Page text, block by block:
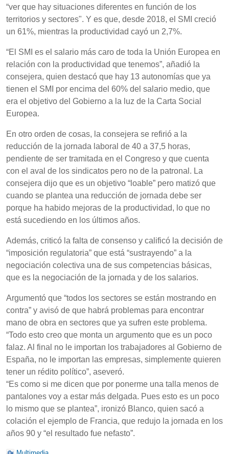
“ver que hay situaciones diferentes en función de los
territorios y sectores". Y es que, desde 2018, el SMI creció
un 61%, mientras la productividad cayó un 2,7%.
“El SMI es el salario más caro de toda la Unión Europea en
relación con la productividad que tenemos”, añadió la
consejera, quien destacó que hay 13 autonomías que ya
tienen el SMI por encima del 60% del salario medio, que
era el objetivo del Gobierno a la luz de la Carta Social
Europea.
En otro orden de cosas, la consejera se refirió a la
reducción de la jornada laboral de 40 a 37,5 horas,
pendiente de ser tramitada en el Congreso y que cuenta
con el aval de los sindicatos pero no de la patronal. La
consejera dijo que es un objetivo “loable” pero matizó que
cuando se plantea una reducción de jornada debe ser
porque ha habido mejoras de la productividad, lo que no
está sucediendo en los últimos años.
Además, criticó la falta de consenso y calificó la decisión de
“imposición regulatoria” que está “sustrayendo” a la
negociación colectiva una de sus competencias básicas,
que es la negociación de la jornada y de los salarios.
Argumentó que “todos los sectores se están mostrando en
contra” y avisó de que habrá problemas para encontrar
mano de obra en sectores que ya sufren este problema.
“Todo esto creo que monta un argumento que es un poco
falaz. Al final no le importan los trabajadores al Gobierno de
España, no le importan las empresas, simplemente quieren
tener un rédito político”, aseveró.
“Es como si me dicen que por ponerme una talla menos de
pantalones voy a estar más delgada. Pues esto es un poco
lo mismo que se plantea”, ironizó Blanco, quien sacó a
colación el ejemplo de Francia, que redujo la jornada en los
años 90 y “el resultado fue nefasto”.